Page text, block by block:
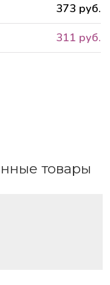
373 руб.
311 руб.
товары